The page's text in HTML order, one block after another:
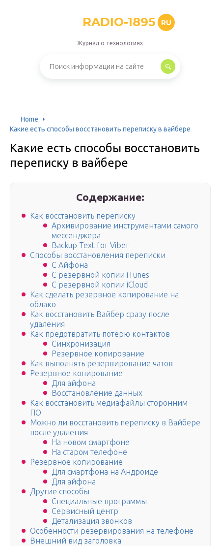
RADIO-1895 RU
Журнал о технологиях
Home
Какие есть способы восстановить переписку в вайбере
Какие есть способы восстановить
переписку в вайбере
Содержание:
Как восстановить переписку
Архивирование инструментами самого
мессенджера
Backup Text for Viber
Способы восстановления переписки
С Айфона
С резервной копии iTunes
С резервной копии iCloud
Как сделать резервное копирование на
облако
Как восстановить Вайбер сразу после
удаления
Как предотвратить потерю контактов
Синхронизация
Резервное копирование
Как выполнять резервирование чатов
Резервное копирование
Для айфона
Восстановление данных
Как восстановить медиафайлы сторонним
ПО
Можно ли восстановить переписку в Вайбере
после удаления
На новом смартфоне
На старом телефоне
Резервное копирование
Для смартфона на Андроиде
Для айфона
Другие способы
Специальные программы
Сервисный центр
Детализация звонков
Особенности резервирования на телефоне
Внешний вид заголовка